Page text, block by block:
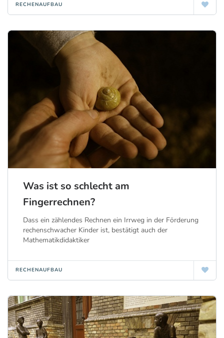
RECHENAUFBAU
Was ist so schlecht am
Fingerrechnen?
Dass ein zählendes Rechnen ein Irrweg in der Förderung
rechenschwacher Kinder ist, bestätigt auch der
Mathematikdidaktiker
RECHENAUFBAU